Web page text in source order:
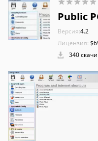
Public
Версия:4.2
Лицензия:
340